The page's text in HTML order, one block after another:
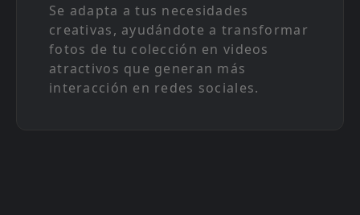
Se adapta a tus necesidades
creativas, ayudándote a transformar
fotos de tu colección en videos
atractivos que generan más
interacción en redes sociales.